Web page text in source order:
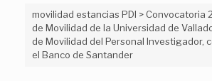
movilidad estancias PDI > Convocatoria
de Movilidad de la Universidad de
de Movilidad del Personal Investigador,
el Banco de Santander